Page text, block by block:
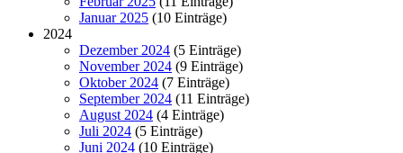
Januar 2025 (10 Einträge)
2024
Dezember 2024 (5 Einträge)
November 2024 (9 Einträge)
Oktober 2024 (7 Einträge)
September 2024 (11 Einträge)
August 2024 (4 Einträge)
Juli 2024 (5 Einträge)
Juni 2024 (10 Einträge)